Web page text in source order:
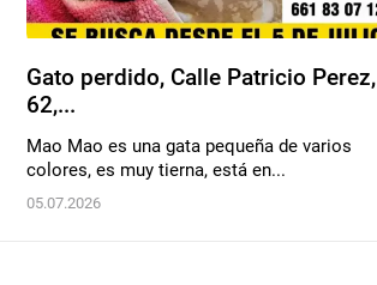
Gato perdido, Calle Patricio Perez,
62,...
Mao Mao es una gata pequeña de varios
colores, es muy tierna, está en...
05.07.2026